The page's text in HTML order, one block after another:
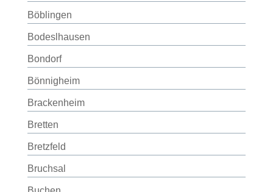
Böblingen
Bodeslhausen
Bondorf
Bönnigheim
Brackenheim
Bretten
Bretzfeld
Bruchsal